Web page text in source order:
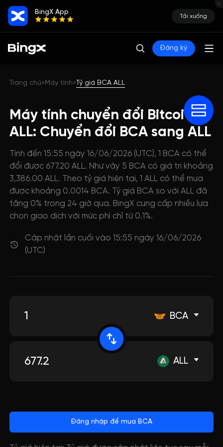
BingX App
Tải xuống
Đăng ký
Trang chủ>Máy tính>Tỷ giá BCA ALL
Máy tính chuyển đổi Bitcoiva
ALL: Chuyển đổi BCA sang ALL
Tính đến 15:55 ngày 16/06/2026 (UTC), 1 BCA có thể
đổi được 677.20 ALL. Như vậy 5 BCA có giá trị khoảng
3,386.00 ALL. Theo tỷ giá hiện tại, 1 ALL có thể mua
được khoảng 0.0014 BCA. Tỷ giá BCA so với ALL đã
tăng 0% trong 24 giờ qua. BingX cung cấp nhiều lựa
chọn giao dịch với mức phí chỉ từ 0.1%.
Cập nhật lần cuối vào 15:55 ngày 16/06/2026
(UTC)
BCA
ALL
Đăng nhập để mua BCA